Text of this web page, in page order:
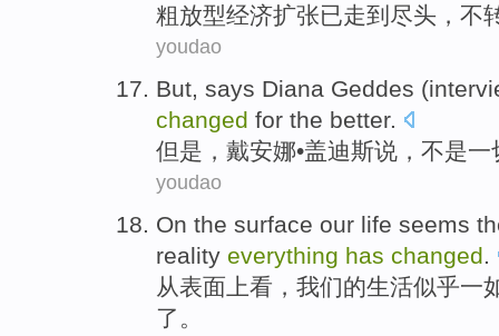
粗放型经济扩张已走到 尽头 ， 不
youdao
But, says Diana Geddes
changed for the better.
但是 ， 戴安娜•盖迪斯说 ， 不是一
youdao
On the surface our life seems
reality everything has changed
从表面上看 ， 我们的生活似乎一
了。